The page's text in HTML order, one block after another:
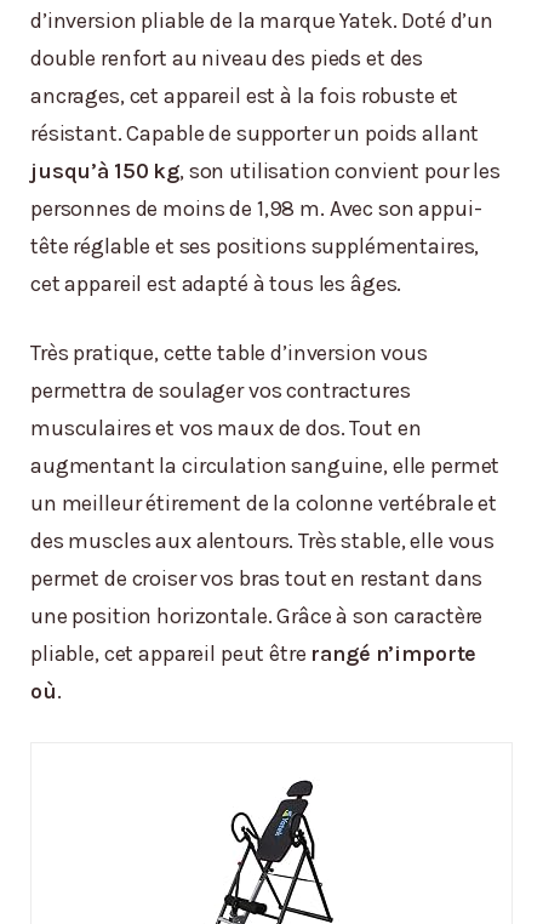
d’inversion pliable de la marque Yatek. Doté d’un
double renfort au niveau des pieds et des
ancrages, cet appareil est à la fois robuste et
résistant. Capable de supporter un poids allant
jusqu’à 150 kg, son utilisation convient pour les
personnes de moins de 1,98 m. Avec son appui-
tête réglable et ses positions supplémentaires,
cet appareil est adapté à tous les âges.
Très pratique, cette table d’inversion vous
permettra de soulager vos contractures
musculaires et vos maux de dos. Tout en
augmentant la circulation sanguine, elle permet
un meilleur étirement de la colonne vertébrale et
des muscles aux alentours. Très stable, elle vous
permet de croiser vos bras tout en restant dans
une position horizontale. Grâce à son caractère
pliable, cet appareil peut être rangé n’importe
où.